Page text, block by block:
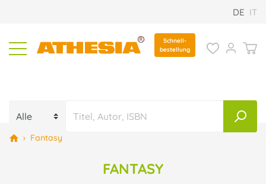
DE IT
Schnell-
bestellung
› Fantasy
FANTASY